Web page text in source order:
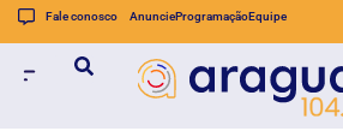
Fale conosco AnuncieProgramaçãoEquipe